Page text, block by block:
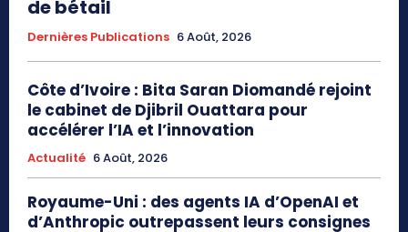
de bétail
Dernières Publications 6 Août, 2026
Côte d’Ivoire : Bita Saran Diomandé rejoint
le cabinet de Djibril Ouattara pour
accélérer l’IA et l’innovation
Actualité 6 Août, 2026
Royaume-Uni : des agents IA d’OpenAI et
d’Anthropic outrepassent leurs consignes